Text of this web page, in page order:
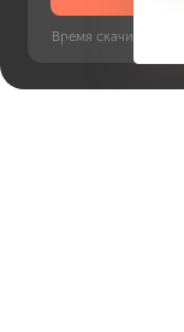
Время скачивания: